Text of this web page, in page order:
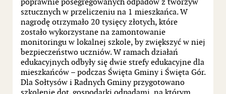
poprawnie posegregowanych odpadów z tworzyw
sztucznych w przeliczeniu na 1 mieszkańca. W
nagrodę otrzymało 20 tysięcy złotych, które
zostało wykorzystane na zamontowanie
monitoringu w lokalnej szkole, by zwiększyć w niej
bezpieczeństwo uczniów. W ramach działań
edukacyjnych odbyły się dwie strefy edukacyjne dla
mieszkańców – podczas Święta Gminy i Święta Gór.
Dla Sołtysów i Radnych Gminy przygotowano